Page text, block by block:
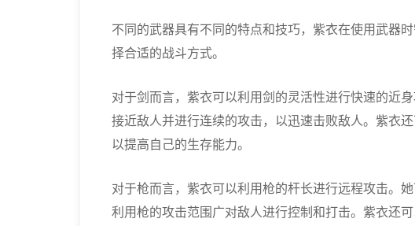
不同的武器具有不同的特点和技巧，紫衣在使用武器
择合适的战斗方式。
对于剑而言，紫衣可以利用剑的灵活性进行快速的近
接近敌人并进行连续的攻击，以迅速击败敌人。紫衣
以提高自己的生存能力。
对于枪而言，紫衣可以利用枪的杆长进行远程攻击。
利用枪的攻击范围广对敌人进行控制和打击。紫衣还